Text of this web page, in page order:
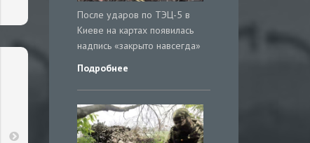
После ударов по ТЭЦ-5 в
Киеве на картах появилась
надпись «закрыто навсегда»
Подробнее